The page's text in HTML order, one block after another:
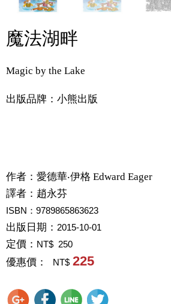
魔法湖畔
Magic by the Lake
出版品牌：小熊出版
作者： 愛德華‧伊格 Edward Eager
譯者： 趙永芬
ISBN：9789865863623
出版日期： 2015-10-01
定價： NT$ 250
優惠價： NT$ 225